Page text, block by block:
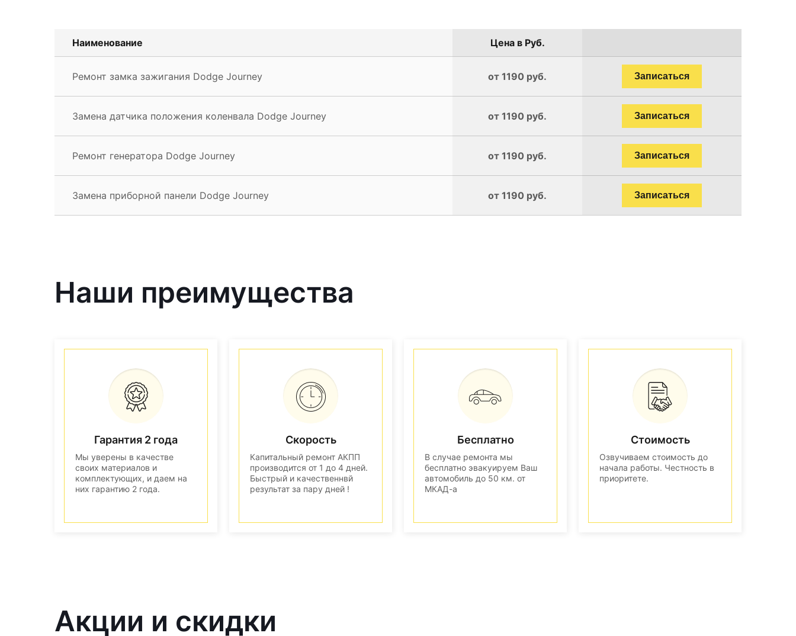
Наименование Цена в Руб.
Ремонт замка зажигания Dodge Journey от 1190 руб. Записаться
Замена датчика положения коленвала Dodge Journey от 1190 руб. Записаться
Ремонт генератора Dodge Journey от 1190 руб. Записаться
Замена приборной панели Dodge Journey от 1190 руб. Записаться
Наши преимущества
Гарантия 2 года
Мы уверены в качестве
своих материалов и
комплектующих, и даем на
них гарантию 2 года.
Скорость
Капитальный ремонт АКПП
производится от 1 до 4 дней.
Быстрый и качественнвй
результат за пару дней !
Бесплатно
В случае ремонта мы
бесплатно эвакуируем Ваш
автомобиль до 50 км. от
МКАД-а
Стоимость
Озвучиваем стоимость до
начала работы. Честность в
приоритете.
Акции и скидки